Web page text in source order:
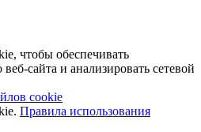
чтобы обеспечивать
сайта и анализировать сетевой
cookie
Правила использования